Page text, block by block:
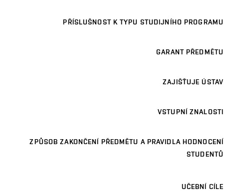
PŘÍSLUŠNOST K TYPU STUDIJNÍHO PROGRAMU
GARANT PŘEDMĚTU
ZAJIŠŤUJE ÚSTAV
VSTUPNÍ ZNALOSTI
ZPŮSOB ZAKONČENÍ PŘEDMĚTU A PRAVIDLA HODNOCENÍ
STUDENTŮ
UČEBNÍ CÍLE